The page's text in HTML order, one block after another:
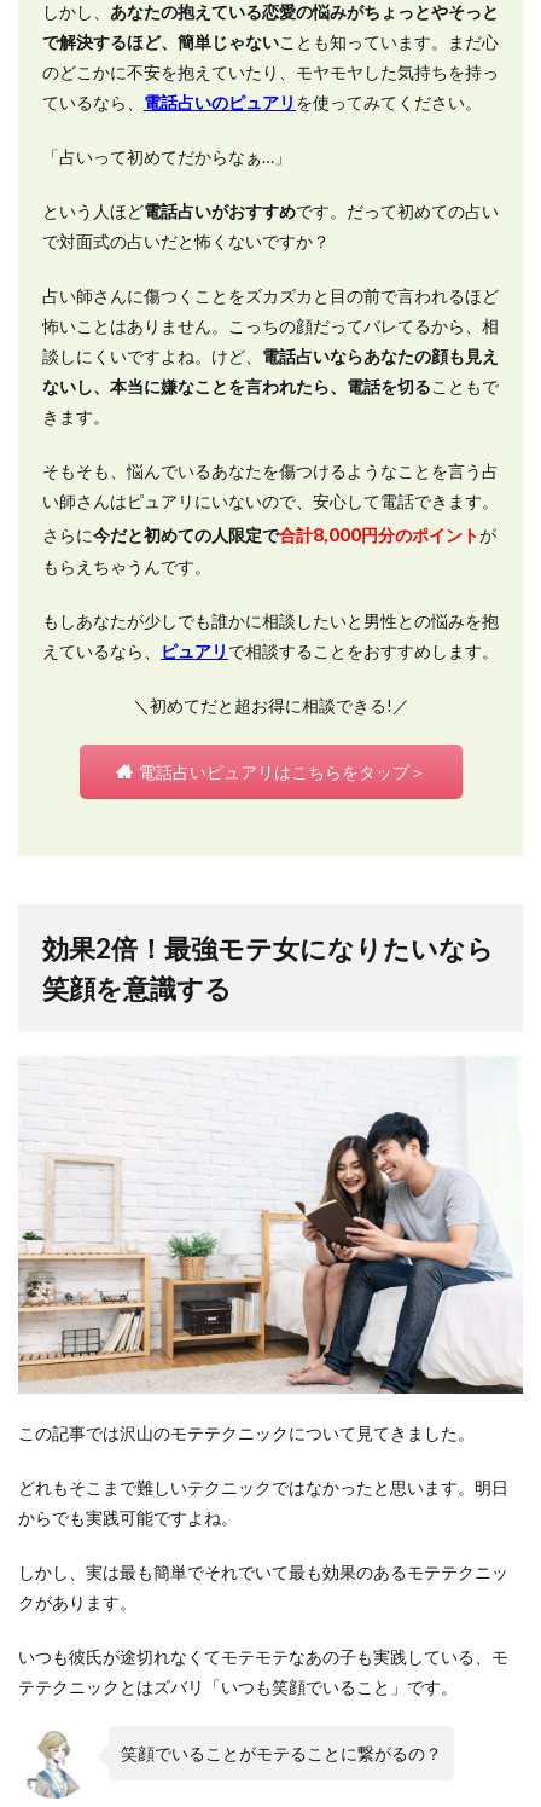
しかし、 あなたの抱えている恋愛の悩みがちょっとやそっと
で解決するほど、簡単じゃないことも知っています。まだ心
のどこかに不安を抱えていたり、モヤモヤした気持ちを持っ
ているなら、 電話占いのピュアリ を使ってみてください。
「占いって初めてだからなぁ…」
という人ほど電話占いがおすすめです。だって初めての占い
で対面式の占いだと怖くないですか？
占い師さんに傷つくことをズカズカと目の前で言われるほど
怖いことはありません。こっちの顔だってバレてるから、相
談しにくいですよね。けど、 電話占いならあなたの顔も見え
ないし、本当に嫌なことを言われたら、電話を切ることもで
きます。
そもそも、悩んでいるあなたを傷つけるようなことを言う占
い師さんはピュアリにいないので、安心して電話できます。
さらに今だと初めての人限定で合計8,000円分のポイントが
もらえちゃうんです。
もしあなたが少しでも誰かに相談したいと男性との悩みを抱
えているなら、
ピュアリ で相談することをおすすめします。
＼初めてだと超お得に相談できる!／
電話占いピュアリはこちらをタップ＞
効果2倍！最強モテ女になりたいなら
笑顔を意識する
この記事では沢山のモテテクニックについて見てきました。
どれもそこまで難しいテクニックではなかったと思います。明日
からでも実践可能ですよね。
しかし、実は最も簡単でそれでいて最も効果のあるモテテクニッ
クがあります。
いつも彼氏が途切れなくてモテモテなあの子も実践している、モ
テテクニックとはズバリ「いつも笑顔でいること」です。
笑顔でいることがモテることに繋がるの？